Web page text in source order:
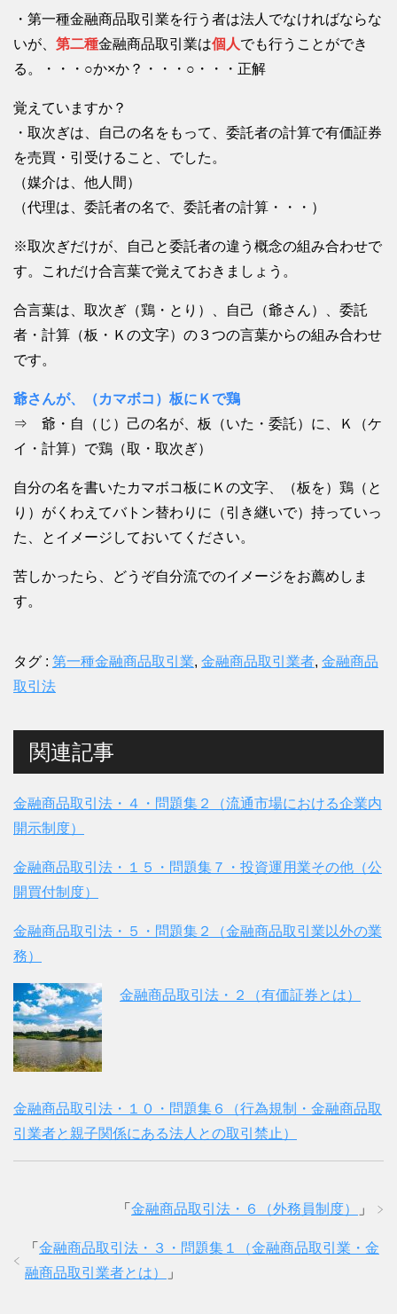
・第一種金融商品取引業を行う者は法人でなければならな
いが、 第二種金融商品取引業は個人でも行うことができ
る。・・・○か×か？・・・○・・・正解
覚えていますか？
・取次ぎは、自己の名をもって、委託者の計算で有価証券
を売買・引受けること、でした。
（媒介は、他人間）
（代理は、委託者の名で、委託者の計算・・・）
※取次ぎだけが、自己と委託者の違う概念の組み合わせで
す。これだけ合言葉で覚えておきましょう。
合言葉は、取次ぎ（鶏・とり）、自己（爺さん）、委託
者・計算（板・Ｋの文字）の３つの言葉からの組み合わせ
です。
爺さんが、（カマボコ）板にＫで鶏
⇒ 爺・自（じ）己の名が、板（いた・委託）に、Ｋ（ケ
イ・計算）で鶏（取・取次ぎ）
自分の名を書いたカマボコ板にＫの文字、（板を）鶏（と
り）がくわえてバトン替わりに（引き継いで）持っていっ
た、とイメージしておいてください。
苦しかったら、どうぞ自分流でのイメージをお薦めしま
す。
タグ : 第一種金融商品取引業, 金融商品取引業者, 金融商品
取引法
関連記事
金融商品取引法・４・問題集２（流通市場における企業内
開示制度）
金融商品取引法・１５・問題集７・投資運用業その他（公
開買付制度）
金融商品取引法・５・問題集２（金融商品取引業以外の業
務）
金融商品取引法・２（有価証券とは）
金融商品取引法・１０・問題集６（行為規制・金融商品取
引業者と親子関係にある法人との取引禁止）
「 金融商品取引法・６（外務員制度） 」
「 金融商品取引法・３・問題集１（金融商品取引業・金
融商品取引業者とは）
」